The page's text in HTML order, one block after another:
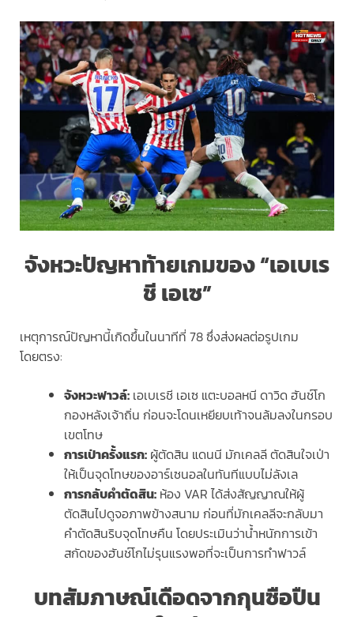
จังหวะปัญหาท้ายเกมของ “เอเบเร
ชี เอเซ”
เหตุการณ์ปัญหานี้เกิดขึ้นในนาทีที่ 78 ซึ่งส่งผลต่อรูปเกม
โดยตรง:
จังหวะฟาวล์: เอเบเรชี เอเซ แตะบอลหนี ดาวิด ฮันช์โก
กองหลังเจ้าถิ่น ก่อนจะโดนเหยียบเท้าจนล้มลงในกรอบ
เขตโทษ
การเป่าครั้งแรก: ผู้ตัดสิน แดนนี มักเคลลี ตัดสินใจเป่า
ให้เป็นจุดโทษของอาร์เซนอลในทันทีแบบไม่ลังเล
การกลับคำตัดสิน: ห้อง VAR ได้ส่งสัญญาณให้ผู้
ตัดสินไปดูจอภาพข้างสนาม ก่อนที่มักเคลลีจะกลับมา
คำตัดสินริบจุดโทษคืน โดยประเมินว่าน้ำหนักการเข้า
สกัดของฮันช์โกไม่รุนแรงพอที่จะเป็นการทำฟาวล์
บทสัมภาษณ์เดือดจากกุนซือปืน